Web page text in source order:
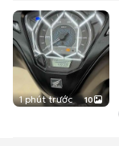
1 phút trước 10